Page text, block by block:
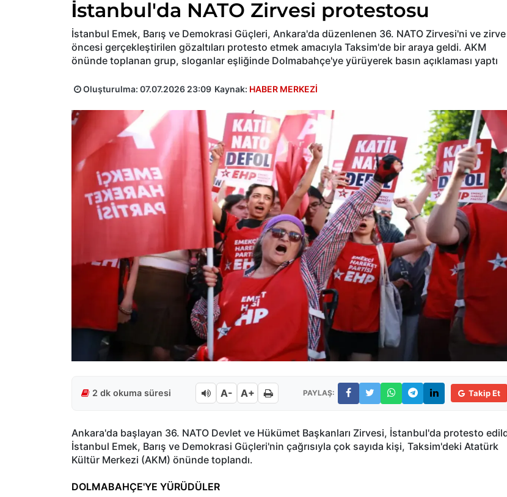
İstanbul'da NATO Zirvesi protestosu
İstanbul Emek, Barış ve Demokrasi Güçleri, Ankara'da düzenlenen 36. NATO Zirvesi'ni ve zirve
öncesi gerçekleştirilen gözaltıları protesto etmek amacıyla Taksim'de bir araya geldi. AKM
önünde toplanan grup, sloganlar eşliğinde Dolmabahçe'ye yürüyerek basın açıklaması yaptı
Oluşturulma: 07.07.2026 23:09 Kaynak: HABER MERKEZİ
2 dk okuma süresi A- A+ PAYLAŞ: Takip Et
Ankara'da başlayan 36. NATO Devlet ve Hükümet Başkanları Zirvesi, İstanbul'da protesto
İstanbul Emek, Barış ve Demokrasi Güçleri'nin çağrısıyla çok sayıda kişi, Taksim'deki Atatürk
Kültür Merkezi (AKM) önünde toplandı.
DOLMABAHÇE'YE YÜRÜDÜLER